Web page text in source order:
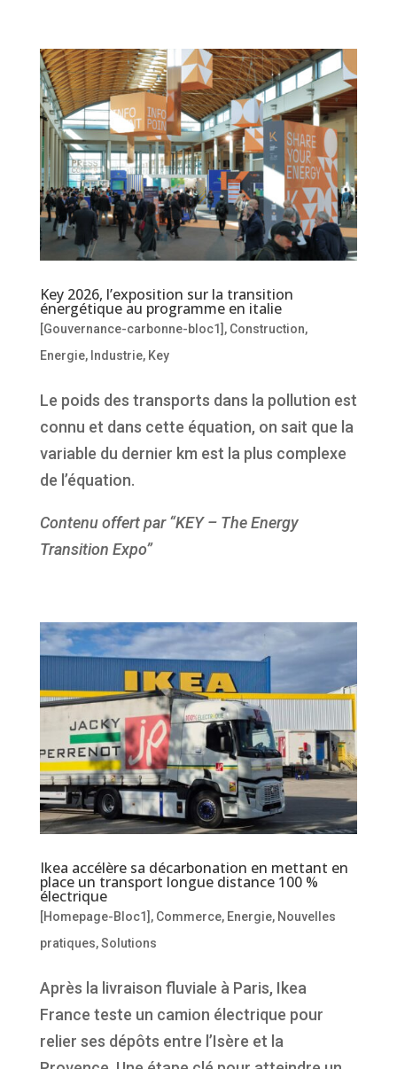
Key 2026, l’exposition sur la transition
énergétique au programme en italie
[Gouvernance-carbonne-bloc1] , Construction,
Energie, Industrie, Key
Le poids des transports dans la pollution est
connu et dans cette équation, on sait que la
variable du dernier km est la plus complexe
de l’équation.
Contenu offert par “KEY – The Energy
Transition Expo”
Ikea accélère sa décarbonation en mettant en
place un transport longue distance 100 %
électrique
[Homepage-Bloc1] , Commerce, Energie, Nouvelles
pratiques,Solutions
Après la livraison fluviale à Paris, Ikea
France teste un camion électrique pour
relier ses dépôts entre l’Isère et la